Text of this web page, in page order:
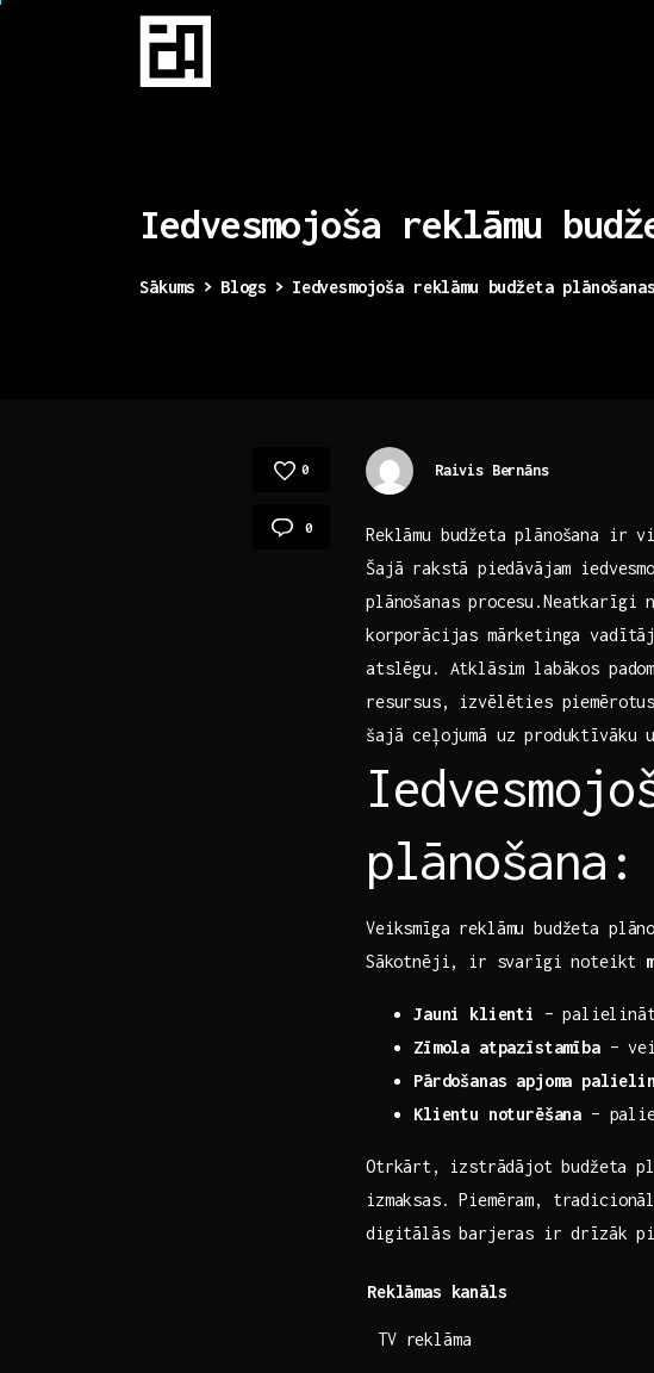
Iedvesmojoša reklāmu
Sākums Blogs Iedvesmojoša reklāmu budžeta
0
0
Raivis Bernāns
Reklāmu budžeta plānošana ir
Šajā rakstā⁣ piedāvājam
plānošanas
korporācijas mārketinga
atslēgu. Atklāsim labākos
resursus, izvēlēties
šajā ceļojumā uz produktīvāku⁤
Veiksmīga reklāmu budžeta
⁢Sākotnēji, ir svarīgi ​noteikt
Jauni klienti
–
Zīmola atpazīstamība–
Pārdošanas‌ apjoma
Klientu noturēšana –
Otrkārt,⁣ izstrādājot ⁢budžeta
izmaksas. Piemēram,
digitālās barjeras ir drīzāk
Reklāmas kanāls
TV reklāma